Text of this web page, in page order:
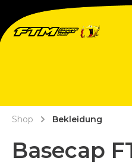
Shop Bekleidung
Basecap